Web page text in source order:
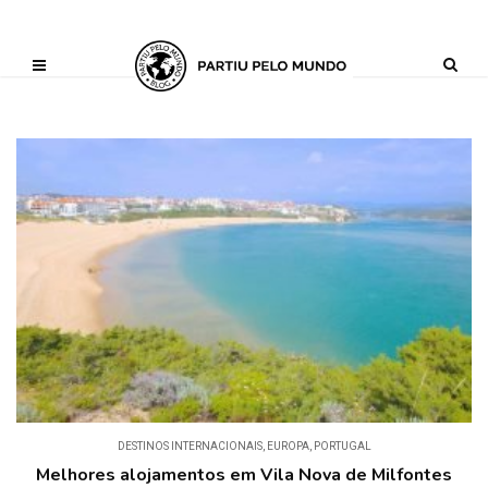
('AI_CONTENT_MARKER_NO_GET_SIDEBAR', true);
DESTINOS INTERNACIONAIS, EUROPA, PORTUGAL
Melhores alojamentos em Vila Nova de Milfontes